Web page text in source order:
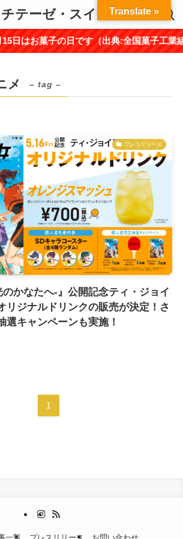
テーゼ・スイーツ
日はお菓子の日です（出典:全国菓子工業組
メ – tag –
プレスリリース
のかなたへ-』公開記念ティ・ジョイ
リジナルドリンクの販売が決定！さ
選キャンペーンも実施！
1
Translate »